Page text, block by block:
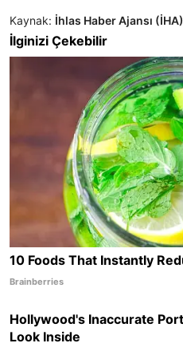
Kaynak: İhlas Haber Ajansı (İHA)